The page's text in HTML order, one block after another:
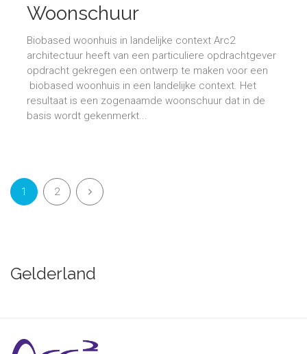
Woonschuur
Biobased woonhuis in landelijke context Arc2
architectuur heeft van een particuliere opdrachtgever
opdracht gekregen een ontwerp te maken voor een
biobased woonhuis in een landelijke context. Het
resultaat is een zogenaamde woonschuur dat in de
basis wordt gekenmerkt...
1 2
Gelderland